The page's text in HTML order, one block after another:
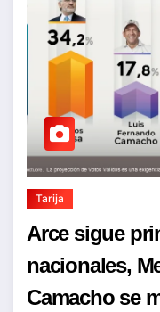
Tarija
Arce sigue
nacionales,
Camacho se